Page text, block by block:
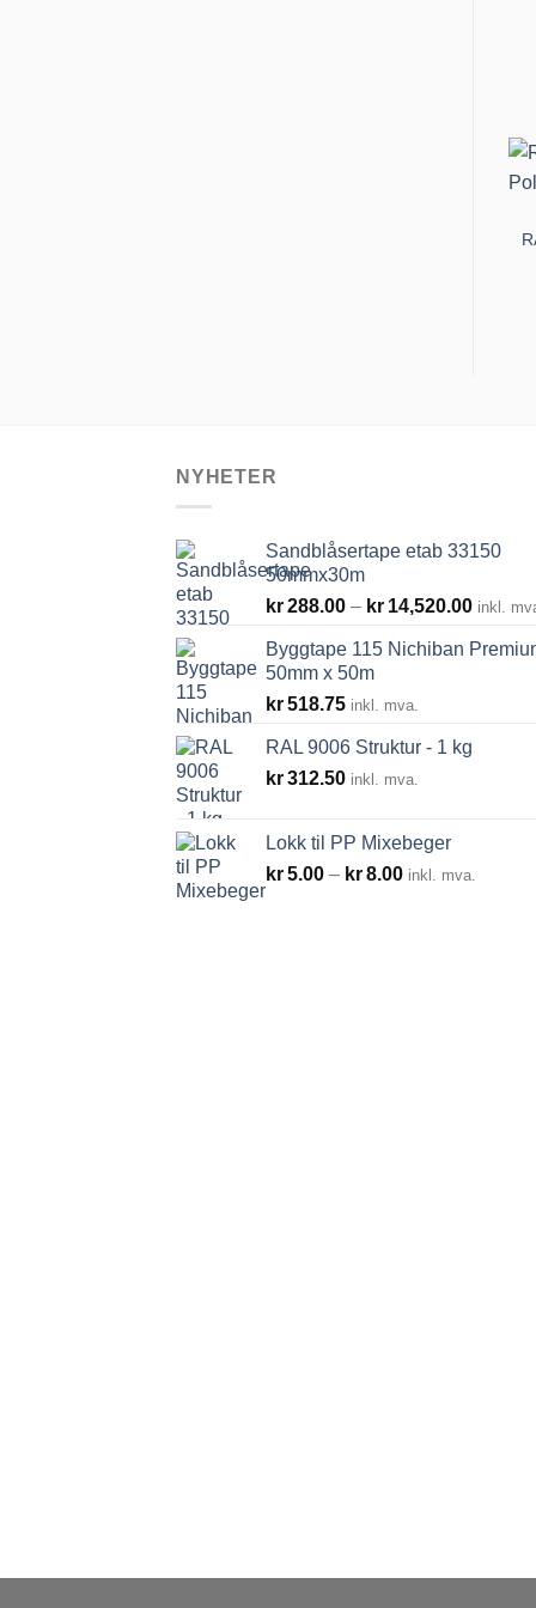
NYHETER
Sandblåsertape etab 33150
50mmx30m
kr288.00 – kr 14,520.00
til
inkl.
Byggtape 115 Nichiban
50mm x 50m
kr518.75 inkl. mva.
RAL 9006 Struktur - 1 kg
kr312.50 inkl. mva.
Lokk til PP Mixebeger
kr5.00 – kr8.00Prisområde:
inkl. mva.